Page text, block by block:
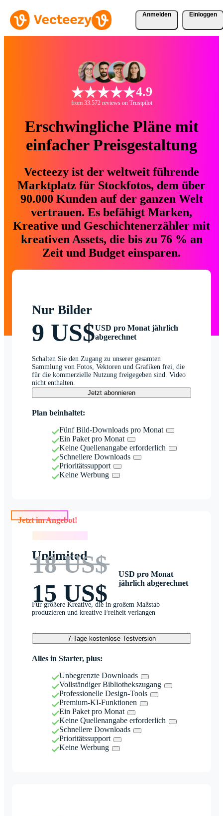
Anmelden Einloggen
4.9
from 33.572 reviews on Trustpilot
Erschwingliche Pläne mit
einfacher Preisgestaltung
Vecteezy ist der weltweit führende
Marktplatz für Stockfotos, dem über
90.000 Kunden auf der ganzen Welt
vertrauen. Es befähigt Marken,
Kreative und Geschichtenerzähler mit
kreativen Assets, die bis zu 76 % an
Zeit und Budget einsparen.
Nur Bilder
9 US$USD pro Monat jährlich
abgerechnet
Schalten Sie den Zugang zu unserer gesamten
Sammlung von Fotos, Vektoren und Grafiken frei, die
für die kommerzielle Nutzung freigegeben sind. Video
nicht enthalten.
Jetzt abonnieren
Plan beinhaltet:
Fünf Bild-Downloads pro Monat
Ein Paket pro Monat
Keine Quellenangabe erforderlich
Schnellere Downloads
Prioritätssupport
Keine Werbung
Jetzt im Angebot!
Unlimited
18 US$
15 US$
USD pro Monat
jährlich abgerechnet
Für größere Kreative, die in großem Maßstab
produzieren und kreative Freiheit verlangen
7-Tage kostenlose Testversion
Alles in Starter, plus:
Unbegrenzte Downloads
Vollständiger Bibliothekszugang
Professionelle Design-Tools
Premium-KI-Funktionen
Ein Paket pro Monat
Keine Quellenangabe erforderlich
Schnellere Downloads
Prioritätssupport
Keine Werbung